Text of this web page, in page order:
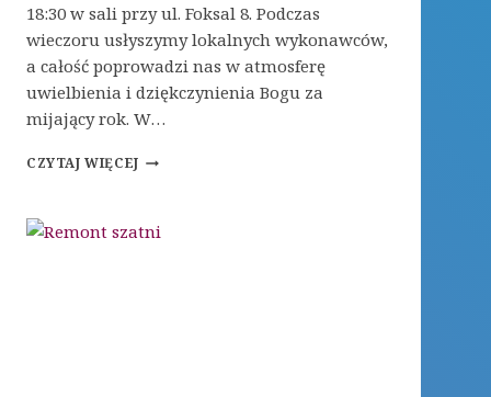
18:30 w sali przy ul. Foksal 8. Podczas
wieczoru usłyszymy lokalnych wykonawców,
a całość poprowadzi nas w atmosferę
uwielbienia i dziękczynienia Bogu za
mijający rok. W…
CZYTAJ WIĘCEJKONCERT